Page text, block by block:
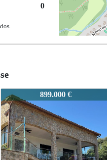
0
0740 1.890.000 €